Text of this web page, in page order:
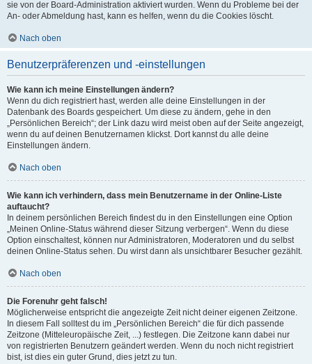
sie von der Board-Administration aktiviert wurden. Wenn du Probleme bei der
An- oder Abmeldung hast, kann es helfen, wenn du die Cookies löscht.
Nach oben
Benutzerpräferenzen und -einstellungen
Wie kann ich meine Einstellungen ändern?
Wenn du dich registriert hast, werden alle deine Einstellungen in der
Datenbank des Boards gespeichert. Um diese zu ändern, gehe in den
„Persönlichen Bereich“; der Link dazu wird meist oben auf der Seite angezeigt,
wenn du auf deinen Benutzernamen klickst. Dort kannst du alle deine
Einstellungen ändern.
Nach oben
Wie kann ich verhindern, dass mein Benutzername in der Online-Liste
auftaucht?
In deinem persönlichen Bereich findest du in den Einstellungen eine Option
„Meinen Online-Status während dieser Sitzung verbergen“. Wenn du diese
Option einschaltest, können nur Administratoren, Moderatoren und du selbst
deinen Online-Status sehen. Du wirst dann als unsichtbarer Besucher gezählt.
Nach oben
Die Forenuhr geht falsch!
Möglicherweise entspricht die angezeigte Zeit nicht deiner eigenen Zeitzone.
In diesem Fall solltest du im „Persönlichen Bereich“ die für dich passende
Zeitzone (Mitteleuropäische Zeit, ...) festlegen. Die Zeitzone kann dabei nur
von registrierten Benutzern geändert werden. Wenn du noch nicht registriert
bist, ist dies ein guter Grund, dies jetzt zu tun.